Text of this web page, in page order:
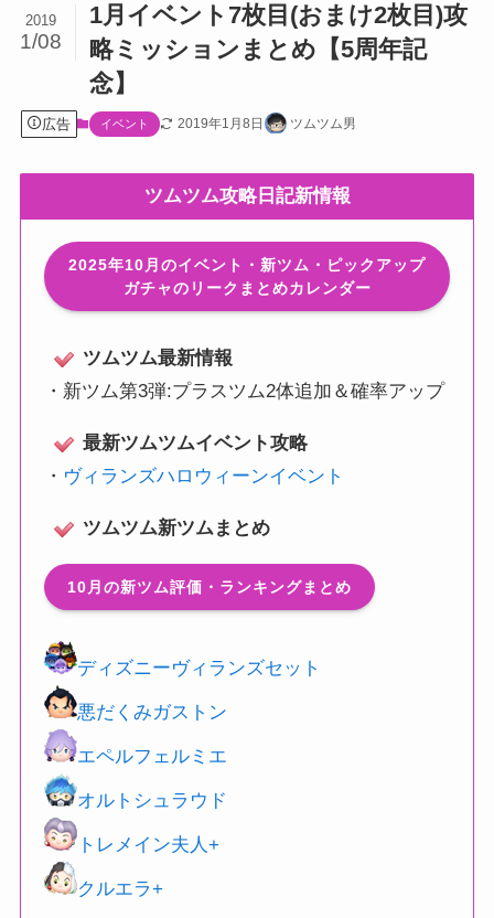
1月イベント7枚目(おまけ2枚目)攻
略ミッションまとめ【5周年記
念】
2019
1/08
広告 イベント 2019年1月8日 ツムツム男
ツムツム攻略日記新情報
2025年10月のイベント・新ツム・ピックアップ
ガチャのリークまとめカレンダー
ツムツム最新情報
・ 新ツム第3弾:プラスツム2体追加＆確率アップ
最新ツムツムイベント攻略
・ ヴィランズハロウィーンイベント
ツムツム新ツムまとめ
10月の新ツム評価・ランキングまとめ
ディズニーヴィランズセット
悪だくみガストン
エペルフェルミエ
オルトシュラウド
トレメイン夫人+
クルエラ+